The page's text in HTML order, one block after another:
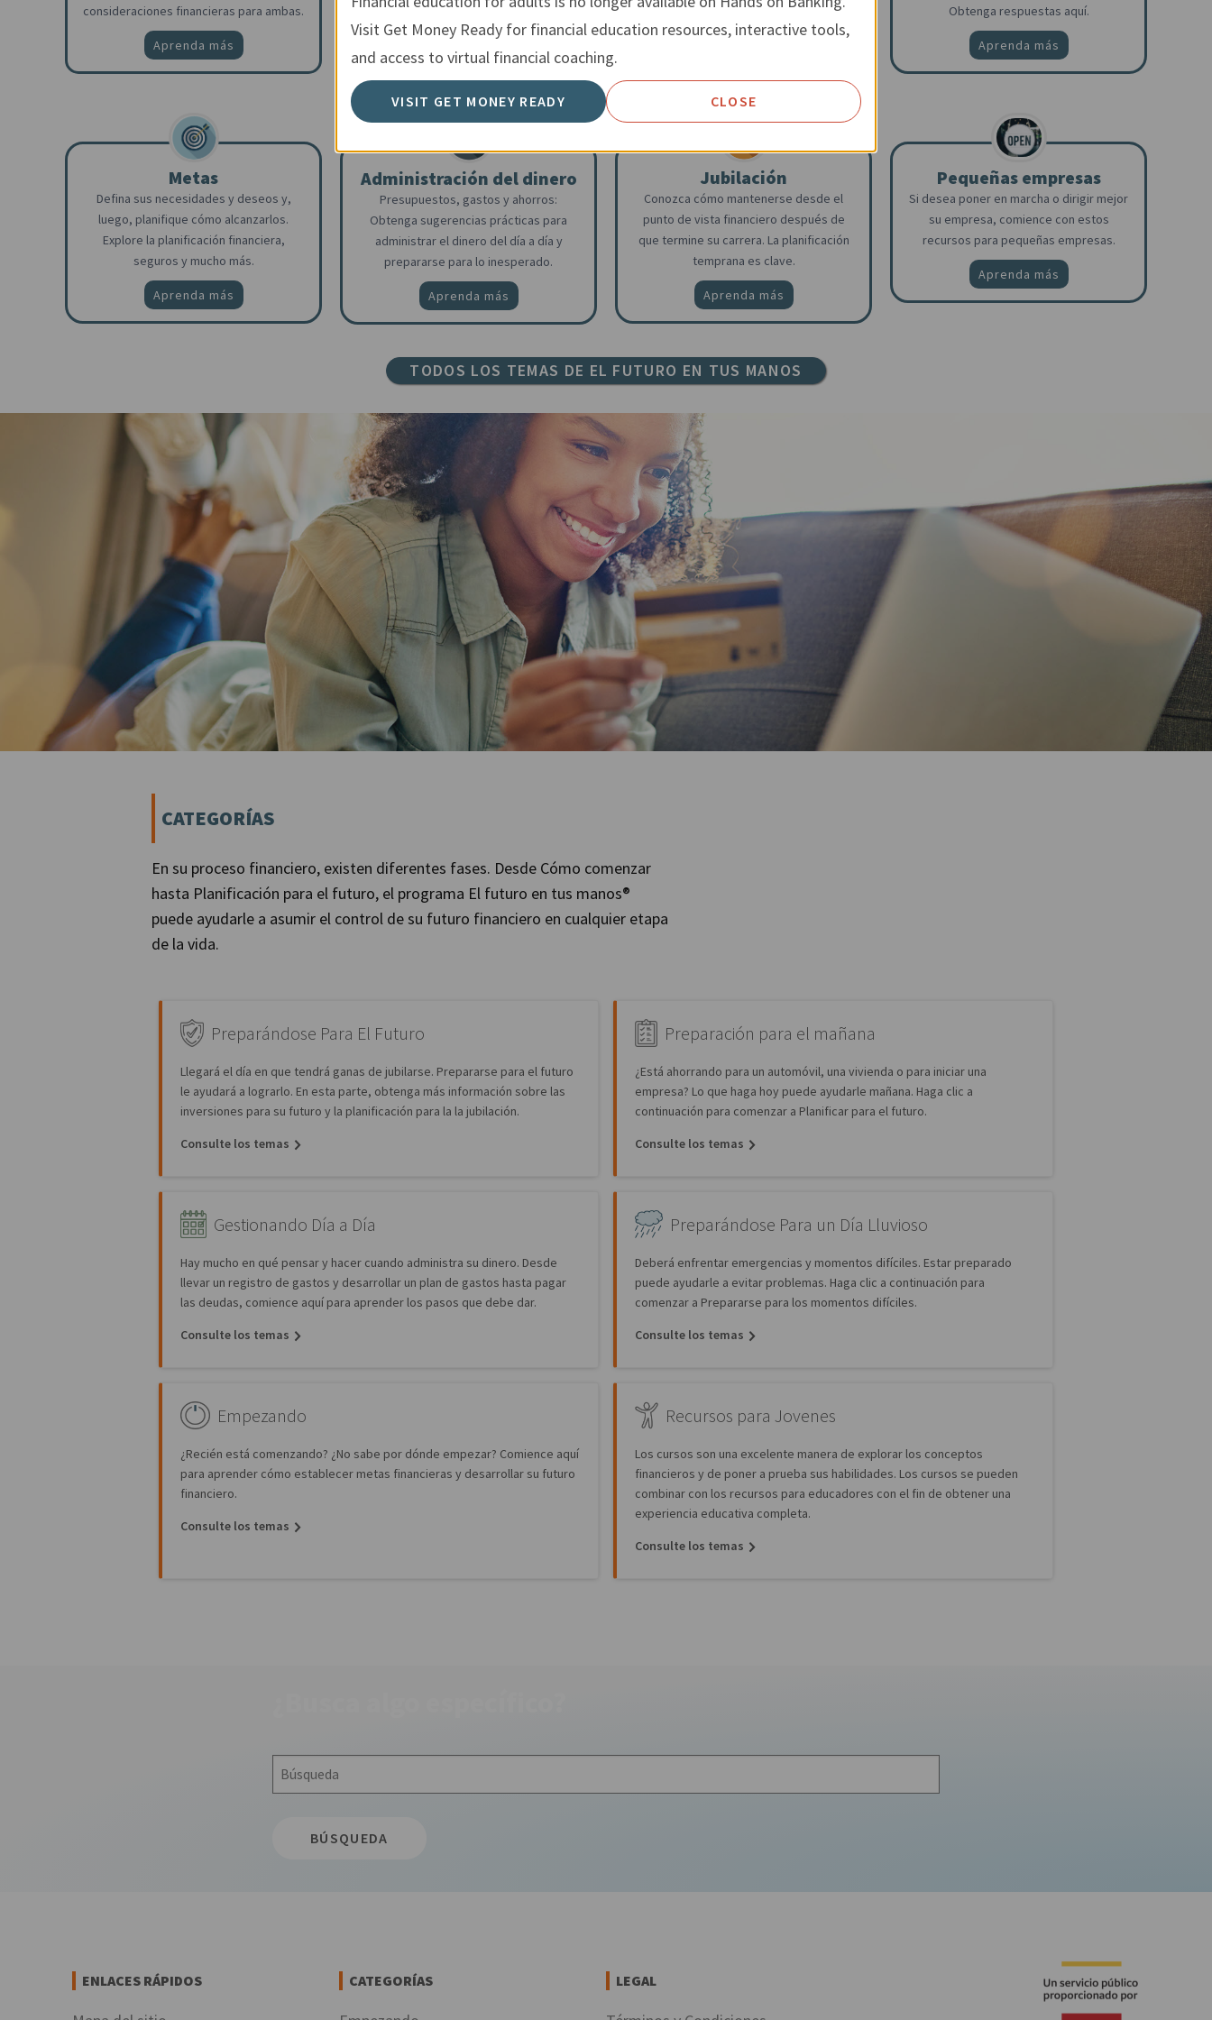
consideraciones financieras para ambas.
Aprenda más
financiera.
automóviles, préstamos y seguros.
Obtenga respuestas aquí.
Aprenda más
Metas
Defina sus necesidades y deseos y,
luego, planifique cómo alcanzarlos.
Explore la planificación financiera,
seguros y mucho más.
Aprenda más
Administración del dinero
Presupuestos, gastos y ahorros:
Obtenga sugerencias prácticas para
administrar el dinero del día a día y
prepararse para lo inesperado.
Aprenda más
Jubilación
Conozca cómo mantenerse desde el
punto de vista financiero después de
que termine su carrera. La planificación
temprana es clave.
Aprenda más
Pequeñas empresas
Si desea poner en marcha o dirigir mejor
su empresa, comience con estos
recursos para pequeñas empresas.
Aprenda más
TODOS LOS TEMAS DE EL FUTURO EN TUS MANOS
CATEGORÍAS
En su proceso financiero, existen diferentes fases. Desde Cómo comenzar
hasta Planificación para el futuro, el programa El futuro en tus manos®
puede ayudarle a asumir el control de su futuro financiero en cualquier etapa
de la vida.
Preparándose Para El Futuro
Llegará el día en que tendrá ganas de jubilarse. Prepararse para el futuro
le ayudará a lograrlo. En esta parte, obtenga más información sobre las
inversiones para su futuro y la planificación para la la jubilación.
Consulte los temas
Preparación para el mañana
¿Está ahorrando para un automóvil, una vivienda o para iniciar una
empresa? Lo que haga hoy puede ayudarle mañana. Haga clic a
continuación para comenzar a Planificar para el futuro.
Consulte los temas
Gestionando Día a Día
Hay mucho en qué pensar y hacer cuando administra su dinero. Desde
llevar un registro de gastos y desarrollar un plan de gastos hasta pagar
las deudas, comience aquí para aprender los pasos que debe dar.
Consulte los temas
Preparándose Para un Día Lluvioso
Deberá enfrentar emergencias y momentos difíciles. Estar preparado
puede ayudarle a evitar problemas. Haga clic a continuación para
comenzar a Prepararse para los momentos difíciles.
Consulte los temas
Empezando
¿Recién está comenzando? ¿No sabe por dónde empezar? Comience aquí
para aprender cómo establecer metas financieras y desarrollar su futuro
financiero.
Consulte los temas
Recursos para Jovenes
Los cursos son una excelente manera de explorar los conceptos
financieros y de poner a prueba sus habilidades. Los cursos se pueden
combinar con los recursos para educadores con el fin de obtener una
experiencia educativa completa.
Consulte los temas
Búsqueda
ENLACES RÁPIDOS CATEGORÍAS LEGAL
Visit Get Money Ready for financial education resources, interactive tools,
and access to virtual financial coaching.
VISIT GET MONEY READY CLOSE